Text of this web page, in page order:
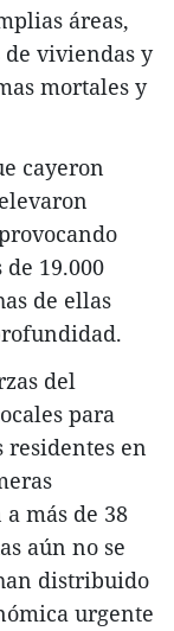
áreas,
viviendas y
mortales y
cayeron
19.000
de ellas
del
para
residentes en
más de 38
aún no se
distribuido
urgente